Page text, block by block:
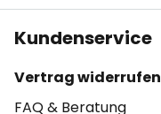
Kundenservice
Vertrag widerrufen
FAQ & Beratung